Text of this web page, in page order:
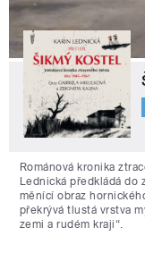
Románová kronika
Lednická předkládá do
měnící obraz
překrývá tlustá vrstva
zemi a rudém kraji“.